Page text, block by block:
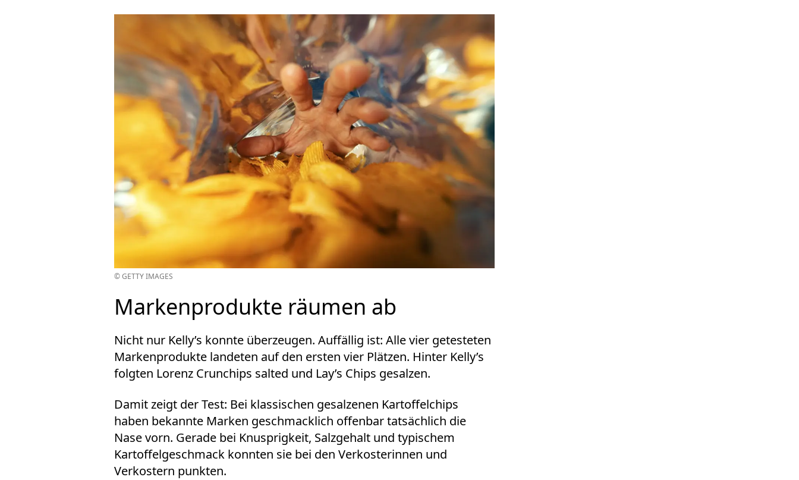
© GETTY IMAGES
Markenprodukte räumen ab
Nicht nur Kelly’s konnte überzeugen. Auffällig ist: Alle vier getesteten
Markenprodukte landeten auf den ersten vier Plätzen. Hinter Kelly’s
folgten Lorenz Crunchips salted und Lay’s Chips gesalzen.
Damit zeigt der Test: Bei klassischen gesalzenen Kartoffelchips
haben bekannte Marken geschmacklich offenbar tatsächlich die
Nase vorn. Gerade bei Knusprigkeit, Salzgehalt und typischem
Kartoffelgeschmack konnten sie bei den Verkosterinnen und
Verkostern punkten.